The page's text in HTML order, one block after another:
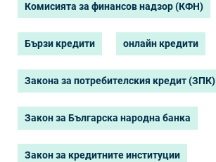
Комисията за финансов надзор (КФН)
Бързи кредити онлайн кредити
Закона за потребителския кредит (ЗПК)
Закон за Българска народна банка
Закон за кредитните институции